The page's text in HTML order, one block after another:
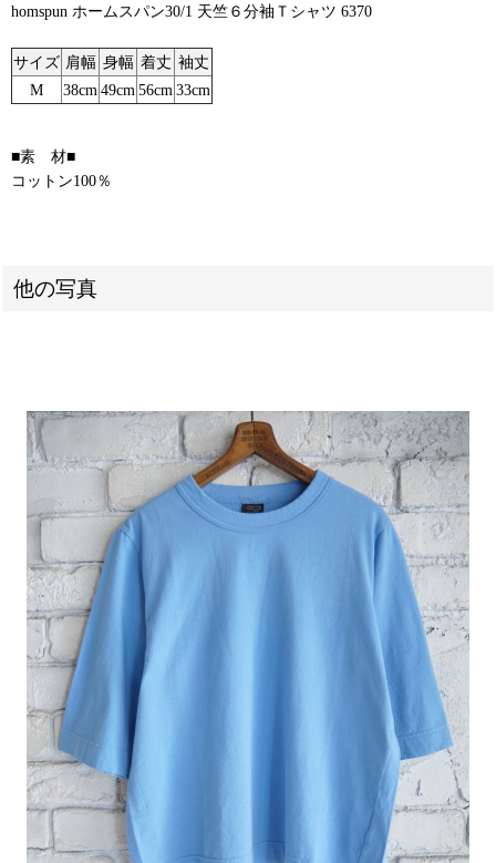
homspun ホームスパン30/1 天竺６分袖Ｔシャツ 6370
サイズ 肩幅 身幅 着丈 袖丈
M
38cm 49cm 56cm 33cm
■素 材■
コットン100％
他の写真